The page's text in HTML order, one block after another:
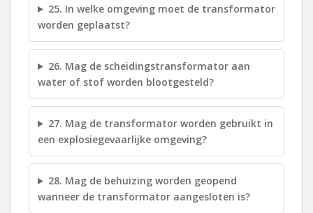
25. In welke omgeving moet de transformator
worden geplaatst?
26. Mag de scheidingstransformator aan
water of stof worden blootgesteld?
27. Mag de transformator worden gebruikt in
een explosiegevaarlijke omgeving?
28. Mag de behuizing worden geopend
wanneer de transformator aangesloten is?